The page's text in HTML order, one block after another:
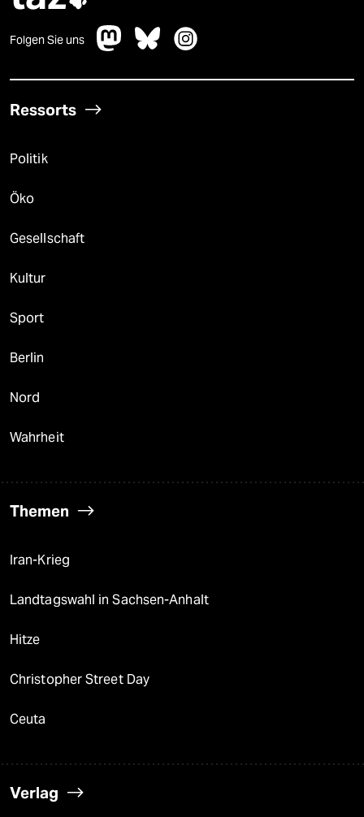
Folgen Sie uns
Ressorts
Politik
Öko
Gesellschaft
Kultur
Sport
Berlin
Nord
Wahrheit
Themen
Iran-Krieg
Landtagswahl in Sachsen-Anhalt
Hitze
Christopher Street Day
Ceuta
Verlag